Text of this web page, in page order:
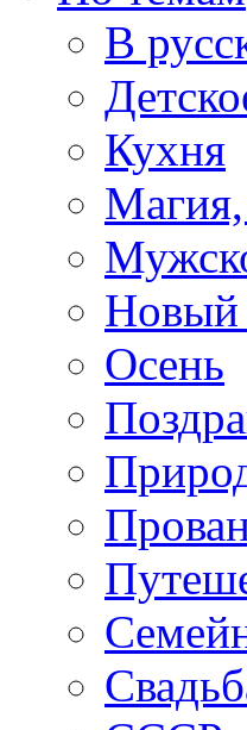
В
Кухня
Новый
Осень